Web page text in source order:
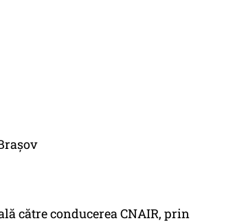
către conducerea CNAIR, prin